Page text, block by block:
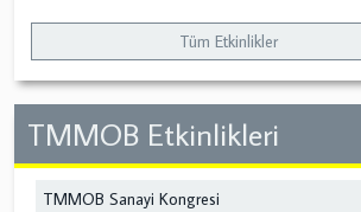
Tüm Etkinlikler
TMMOB Etkinlikleri
TMMOB Sanayi Kongresi